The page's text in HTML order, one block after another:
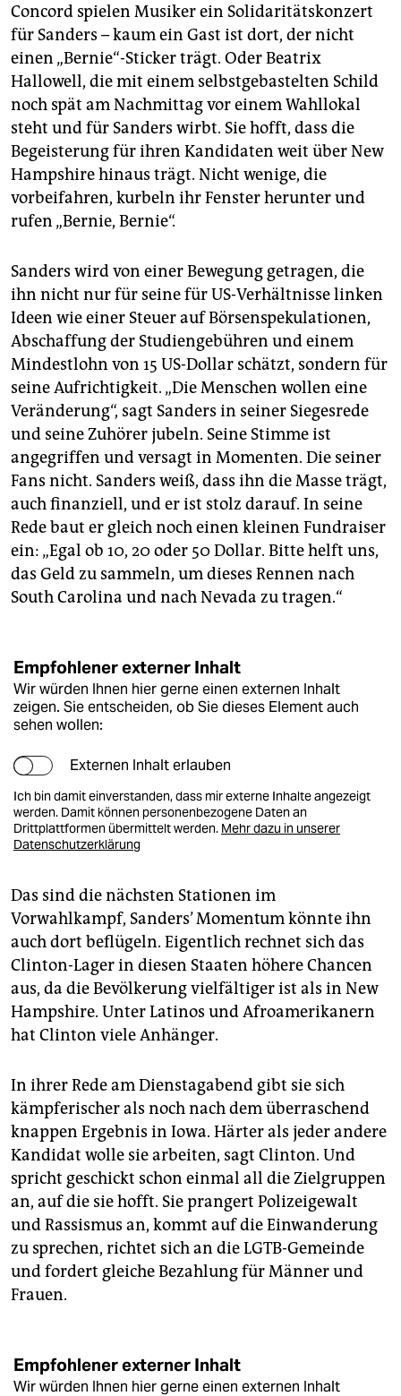
Concord spielen Musiker ein Solidaritätskonzert
für Sanders – kaum ein Gast ist dort, der nicht
einen „Bernie“-Sticker trägt. Oder Beatrix
Hallowell, die mit einem selbstgebastelten Schild
noch spät am Nachmittag vor einem Wahllokal
steht und für Sanders wirbt. Sie hofft, dass die
Begeisterung für ihren Kandidaten weit über New
Hampshire hinaus trägt. Nicht wenige, die
vorbeifahren, kurbeln ihr Fenster herunter und
rufen „Bernie, Bernie“.
Sanders wird von einer Bewegung getragen, die
ihn nicht nur für seine für US-Verhältnisse linken
Ideen wie einer Steuer auf Börsenspekulationen,
Abschaffung der Studiengebühren und einem
Mindestlohn von 15 US-Dollar schätzt, sondern für
seine Aufrichtigkeit. „Die Menschen wollen eine
Veränderung“, sagt Sanders in seiner Siegesrede
und seine Zuhörer jubeln. Seine Stimme ist
angegriffen und versagt in Momenten. Die seiner
Fans nicht. Sanders weiß, dass ihn die Masse trägt,
auch finanziell, und er ist stolz darauf. In seine
Rede baut er gleich noch einen kleinen Fundraiser
ein: „Egal ob 10, 20 oder 50 Dollar. Bitte helft uns,
das Geld zu sammeln, um dieses Rennen nach
South Carolina und nach Nevada zu tragen.“
Empfohlener externer Inhalt
Wir würden Ihnen hier gerne einen externen Inhalt
zeigen. Sie entscheiden, ob Sie dieses Element auch
sehen wollen:
Externen Inhalt erlauben
Ich bin damit einverstanden, dass mir externe Inhalte angezeigt
werden. Damit können personenbezogene Daten an
Drittplattformen übermittelt werden. Mehr dazu in unserer
Datenschutzerklärung
Das sind die nächsten Stationen im
Vorwahlkampf, Sanders’ Momentum könnte ihn
auch dort beflügeln. Eigentlich rechnet sich das
Clinton-Lager in diesen Staaten höhere Chancen
aus, da die Bevölkerung vielfältiger ist als in New
Hampshire. Unter Latinos und Afroamerikanern
hat Clinton viele Anhänger.
In ihrer Rede am Dienstagabend gibt sie sich
kämpferischer als noch nach dem überraschend
knappen Ergebnis in Iowa. Härter als jeder andere
Kandidat wolle sie arbeiten, sagt Clinton. Und
spricht geschickt schon einmal all die Zielgruppen
an, auf die sie hofft. Sie prangert Polizeigewalt
und Rassismus an, kommt auf die Einwanderung
zu sprechen, richtet sich an die LGTB-Gemeinde
und fordert gleiche Bezahlung für Männer und
Frauen.
Empfohlener externer Inhalt
Wir würden Ihnen hier gerne einen externen Inhalt